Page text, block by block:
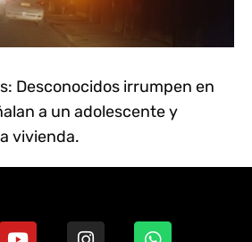
Desconocidos irrumpen en
a un adolescente y
vivienda.